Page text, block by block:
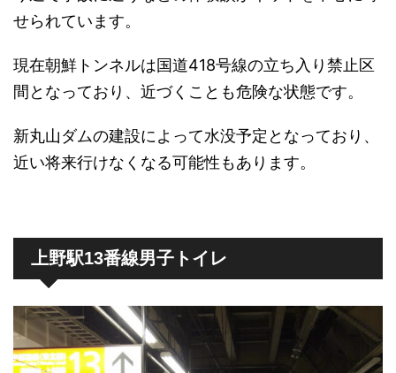
せられています。
現在朝鮮トンネルは国道418号線の立ち入り禁止区
間となっており、近づくことも危険な状態です。
新丸山ダムの建設によって水没予定となっており、
近い将来行けなくなる可能性もあります。
上野駅13番線男子トイレ